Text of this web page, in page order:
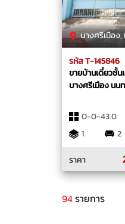
บางศรีเมือง, เมือง
รหัส T-145846
ขายบ้านเดี๋ยวชั้น
บางศรีเมือง นน
0-0-43.0
1
2
ราคา
94รายการ